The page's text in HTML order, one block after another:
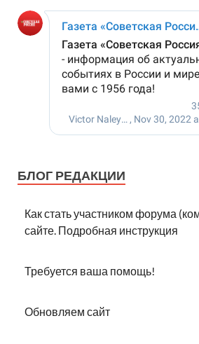
БЛОГ РЕДАКЦИИ
Как стать участником форума
сайте. Подробная инструкция
Требуется ваша помощь!
Обновляем сайт